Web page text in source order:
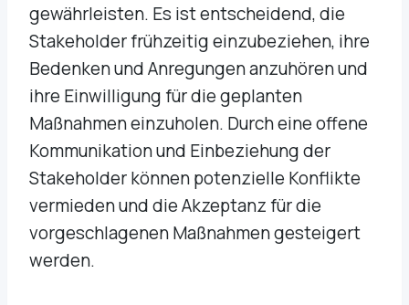
gewährleisten. Es ist entscheidend, die
Stakeholder frühzeitig einzubeziehen, ihre
Bedenken und Anregungen anzuhören und
ihre Einwilligung für die geplanten
Maßnahmen einzuholen. Durch eine offene
Kommunikation und Einbeziehung der
Stakeholder können potenzielle Konflikte
vermieden und die Akzeptanz für die
vorgeschlagenen Maßnahmen gesteigert
werden.